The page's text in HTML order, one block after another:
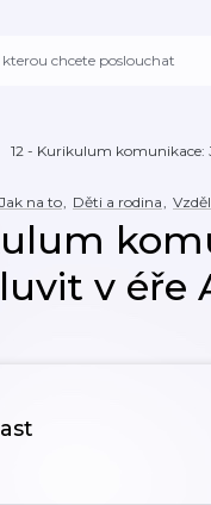
12 - Kurikulum komunikace:
Jak na to, Děti a rodina,
v éře